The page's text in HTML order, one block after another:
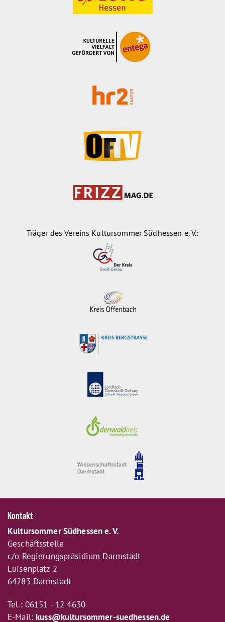
Träger des Vereins Kultursommer Südhessen e. V.:
Kontakt
Kultursommer Südhessen e. V.
Geschäftsstelle
c/o Regierungspräsidium Darmstadt
Luisenplatz 2
64283 Darmstadt
Tel.: 06151 - 12 4630
E-Mail: kuss@kultursommer-suedhessen.de